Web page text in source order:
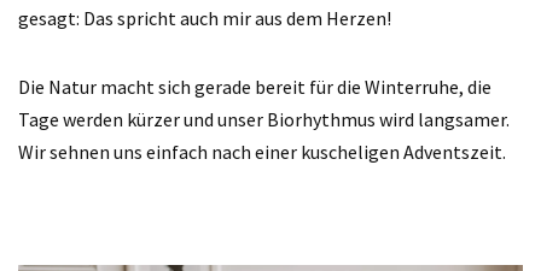
gesagt: Das spricht auch mir aus dem Herzen!
Die Natur macht sich gerade bereit für die Winterruhe, die
Tage werden kürzer und unser Biorhythmus wird langsamer.
Wir sehnen uns einfach nach einer kuscheligen Adventszeit.